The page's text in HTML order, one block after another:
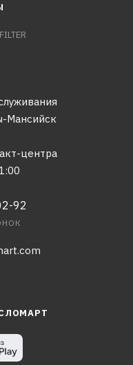
Мансийск
центра
92